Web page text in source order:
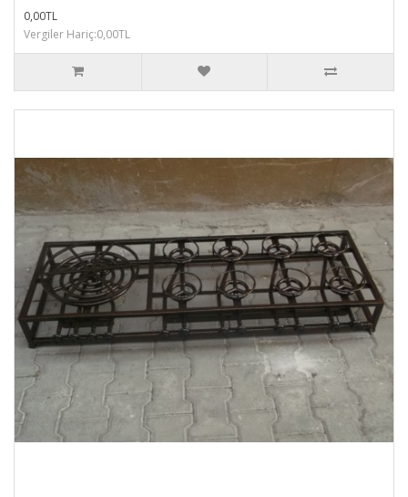
0,00TL
Vergiler Hariç:0,00TL